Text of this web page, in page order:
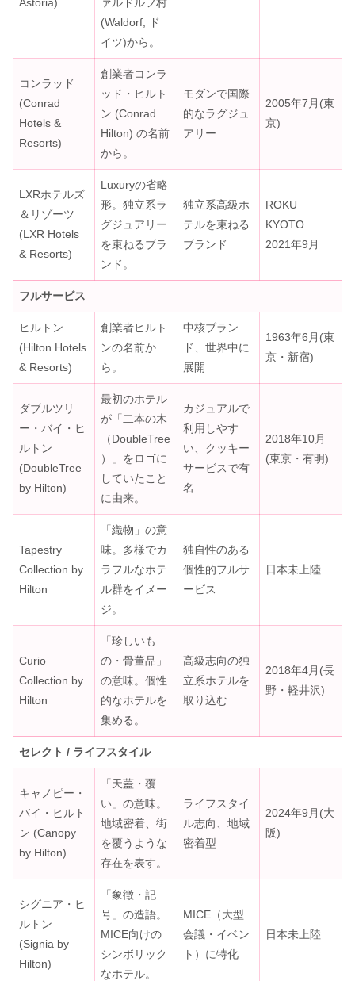
(Waldorf, ド
イツ)から。
コンラッド
(Conrad
Hotels &
Resorts)
創業者コンラ
ッド・ヒルト
ン (Conrad
Hilton) の名前
から。
モダンで国際
的なラグジュ
アリー
2005年7月(東
京)
LXRホテルズ
＆リゾーツ
(LXR Hotels
& Resorts)
Luxuryの省略
形。独立系ラ
グジュアリー
を束ねるブラ
ンド。
独立系高級ホ
テルを束ねる
ブランド
ROKU
KYOTO
2021年9月
フルサービス
ヒルトン
(Hilton Hotels
& Resorts)
創業者ヒルト
ンの名前か
ら。
中核ブラン
ド、世界中に
展開
1963年6月(東
京・新宿)
ダブルツリ
ー・バイ・ヒ
ルトン
(DoubleTree
by Hilton)
最初のホテル
が「二本の木
（DoubleTree
）」をロゴに
していたこと
に由来。
カジュアルで
利用しやす
い、クッキー
サービスで有
名
2018年10月
(東京・有明)
Tapestry
Collection by
Hilton
「織物」の意
味。多様でカ
ラフルなホテ
ル群をイメー
ジ。
独自性のある
個性的フルサ
ービス
日本未上陸
Curio
Collection by
Hilton
「珍しいも
の・骨董品」
の意味。個性
的なホテルを
集める。
高級志向の独
立系ホテルを
取り込む
2018年4月(長
野・軽井沢)
セレクト / ライフスタイル
キャノピー・
バイ・ヒルト
ン (Canopy
by Hilton)
「天蓋・覆
い」の意味。
地域密着、街
を覆うような
存在を表す。
ライフスタイ
ル志向、地域
密着型
2024年9月(大
阪)
シグニア・ヒ
ルトン
(Signia by
Hilton)
「象徴・記
号」の造語。
MICE向けの
シンボリック
なホテル。
MICE（大型
会議・イベン
ト）に特化
日本未上陸